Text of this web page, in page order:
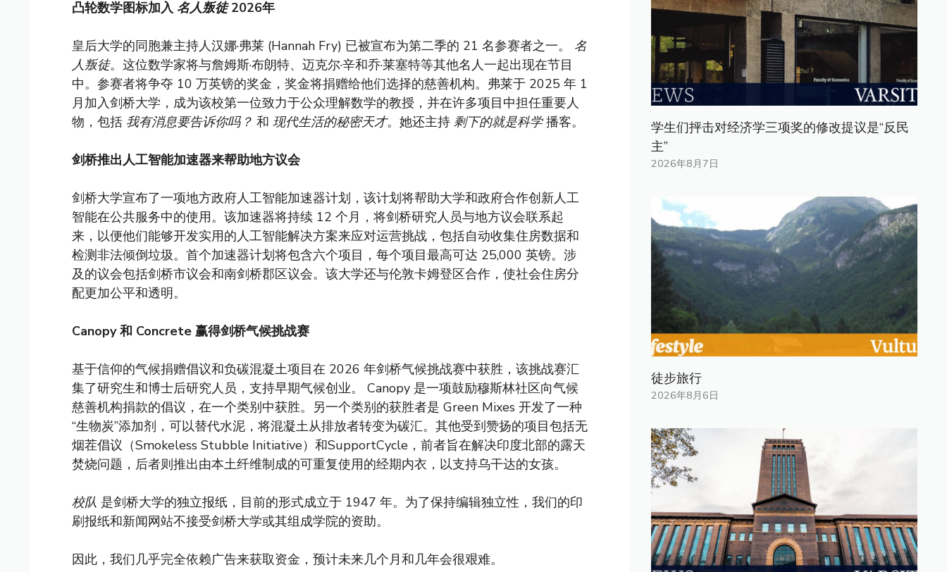
凸轮数学图标加入 名人叛徒2026年
皇后大学的同胞兼主持人汉娜·弗莱 (Hannah Fry) 已被宣布为第二季的 21 名参赛者之一。 名
人叛徒。这位数学家将与詹姆斯·布朗特、迈克尔·辛和乔·莱塞特等其他名人一起出现在节目
中。参赛者将争夺 10 万英镑的奖金，奖金将捐赠给他们选择的慈善机构。弗莱于 2025 年 1
月加入剑桥大学，成为该校第一位致力于公众理解数学的教授，并在许多项目中担任重要人
物，包括 我有消息要告诉你吗？ 和 现代生活的秘密天才。她还主持 剩下的就是科学播客。
剑桥推出人工智能加速器来帮助地方议会
剑桥大学宣布了一项地方政府人工智能加速器计划，该计划将帮助大学和政府合作创新人工
智能在公共服务中的使用。该加速器将持续 12 个月，将剑桥研究人员与地方议会联系起
来，以便他们能够开发实用的人工智能解决方案来应对运营挑战，包括自动收集住房数据和
检测非法倾倒垃圾。首个加速器计划将包含六个项目，每个项目最高可达 25,000 英镑。涉
及的议会包括剑桥市议会和南剑桥郡区议会。该大学还与伦敦卡姆登区合作，使社会住房分
配更加公平和透明。
Canopy 和 Concrete 赢得剑桥气候挑战赛
基于信仰的气候捐赠倡议和负碳混凝土项目在 2026 年剑桥气候挑战赛中获胜，该挑战赛汇
集了研究生和博士后研究人员，支持早期气候创业。 Canopy 是一项鼓励穆斯林社区向气候
慈善机构捐款的倡议，在一个类别中获胜。另一个类别的获胜者是 Green Mixes 开发了一种
“生物炭”添加剂，可以替代水泥，将混凝土从排放者转变为碳汇。其他受到赞扬的项目包括无
烟茬倡议（Smokeless Stubble Initiative）和SupportCycle，前者旨在解决印度北部的露天
焚烧问题，后者则推出由本土纤维制成的可重复使用的经期内衣，以支持乌干达的女孩。
校队 是剑桥大学的独立报纸，目前的形式成立于 1947 年。为了保持编辑独立性，我们的印
刷报纸和新闻网站不接受剑桥大学或其组成学院的资助。
因此，我们几乎完全依赖广告来获取资金，预计未来几个月和几年会很艰难。
学生们抨击对经济学三项奖的修改提议是“反民
主”
2026年8月7日
徒步旅行
2026年8月6日